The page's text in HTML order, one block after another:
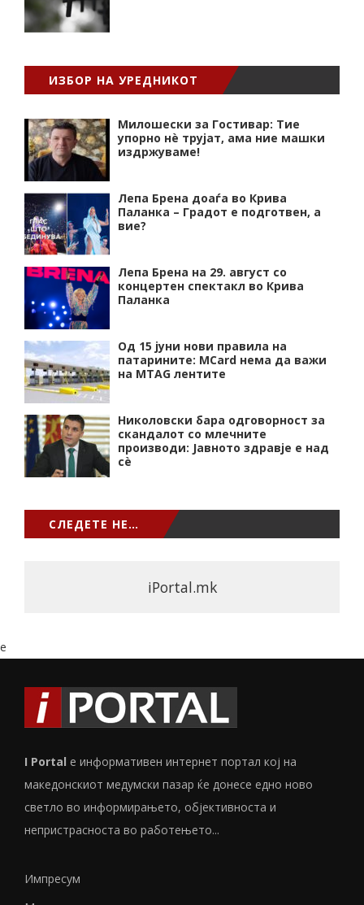
ИЗБОР НА УРЕДНИКОТ
Милошески за Гостивар: Тие
упорно нѐ трујат, ама ние машки
издржуваме!
Лепа Брена доаѓа во Крива
Паланка – Градот е подготвен, а
вие?
Лепа Брена на 29. август со
концертен спектакл во Крива
Паланка
Од 15 јуни нови правила на
патарините: MCard нема да важи
на MTAG лентите
Николовски бара одговорност за
скандалот со млечните
производи: Јавното здравје е над
сѐ
СЛЕДЕТЕ НЕ…
iPortal.mk
e
I Portal е информативен интернет портал кој на
македонскиот медумски пазар ќе донесе едно ново
светло во информирањето, објективноста и
непристрасноста во работењето...
Импресум